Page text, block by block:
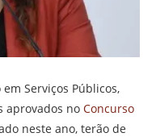
Serviços Públicos,
aprovados no Concurso
neste ano, terão de